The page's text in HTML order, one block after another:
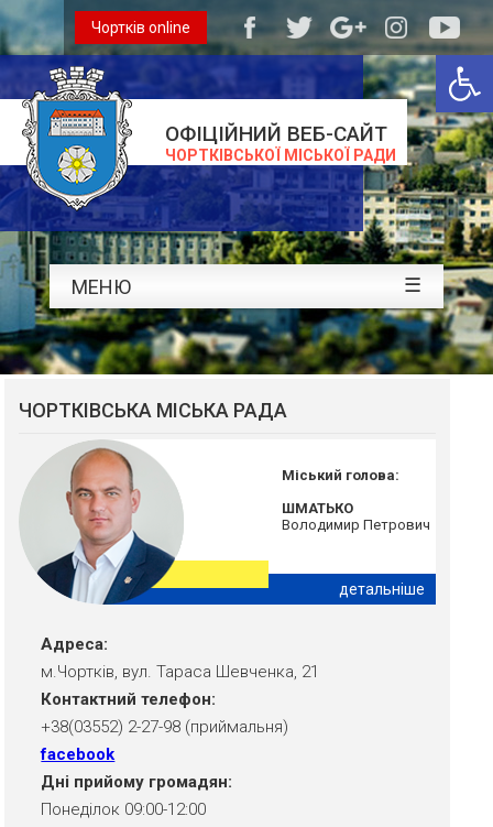
ОФІЦІЙНИЙ ВЕБ-САЙТ
ЧОРТКІВСЬКОЇ МІСЬКОЇ РАДИ
Чортків online
МЕНЮ ☰
ЧОРТКІВСЬКА МІСЬКА РАДА
Міський голова:
ШМАТЬКО
Володимир Петрович
детальніше
Адреса:
м.Чортків, вул. Тараса Шевченка, 21
Контактний телефон:
+38(03552) 2-27-98 (приймальня)
facebook
Дні прийому громадян:
Понеділок 09:00-12:00